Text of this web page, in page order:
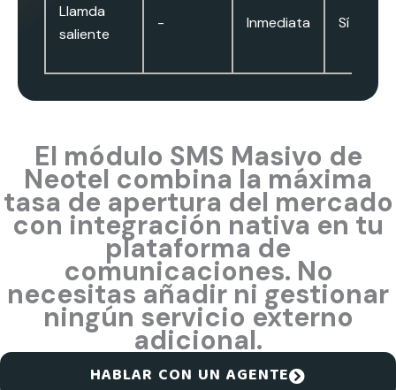
Llamda
saliente
- Inmediata Sí
El módulo SMS Masivo de
Neotel combina la máxima
tasa de apertura del mercado
con integración nativa en tu
plataforma de
comunicaciones. No
necesitas añadir ni gestionar
ningún servicio externo
adicional.
HABLAR CON UN AGENTE